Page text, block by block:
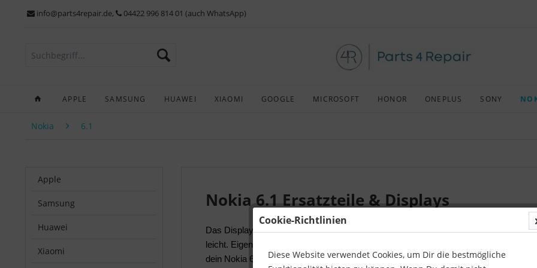
info@parts4repair.de, 04422 996 814 01 (auch WhatsApp)
APPLE SAMSUNG HUAWEI XIAOMI GOOGLE MICROSOFT HONOR ONEPLUS SONY
Nokia 6.1
Apple
Samsung
Huawei
Xiaomi
Nokia 6.1 Ersatzteile & Displays
Das Display deines Nokia 6.1 hat einen Riss, die hintere Abdeckung hat einen
leicht. Eigene Reparaturen sind mit Parts4Repair-Ersatzteilen überhaupt kein
dein Nokia 6.1. Wir bieten auch Ersatzteile für verschiedene Marken wie Sony Xperia
Cookie-Richtlinien
Diese Website verwendet Cookies, um Dir die bestmögliche